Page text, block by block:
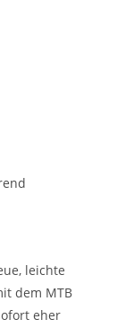
leichte
dem MTB
eher